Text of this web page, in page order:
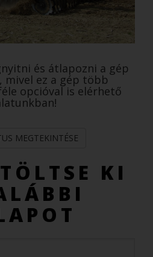
és átlapozni a gép
mivel ez a gép több
opcióval is elérhető
MEGTEKINTÉSE
KI